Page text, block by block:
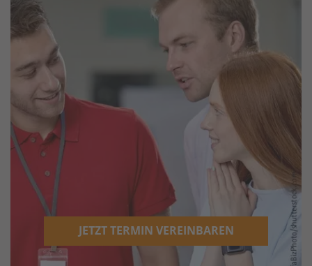
JETZT TERMIN VEREINBAREN